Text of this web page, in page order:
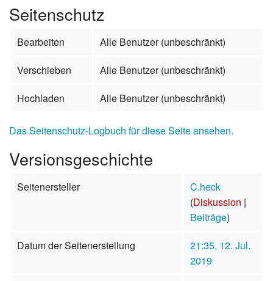
Seitenschutz
Bearbeiten
Alle Benutzer (unbeschränkt)
Verschieben
Alle Benutzer (unbeschränkt)
Hochladen
Alle Benutzer (unbeschränkt)
Das Seitenschutz-Logbuch für diese Seite ansehen.
Versionsgeschichte
Seitenersteller
C.heck
(Diskussion |
Beiträge)
Datum der Seitenerstellung
21:35, 12. Jul.
2019